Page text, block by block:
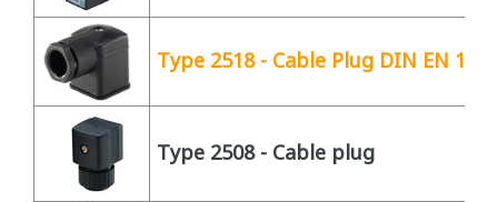
Type 2518 - Cable Plug DIN EN
Type 2508 - Cable plug